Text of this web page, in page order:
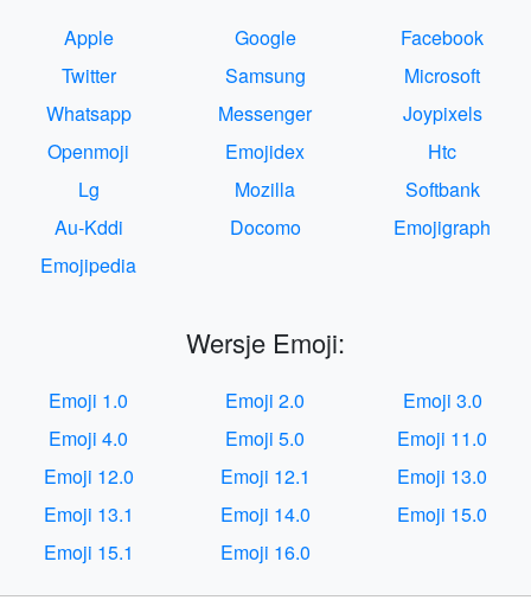
Apple Google
Facebook
Twitter
Samsung
Microsoft
Whatsapp
Messenger
Joypixels
Openmoji
Emojidex
Htc
Lg
Mozilla
Softbank
Au-Kddi
Docomo
Emojigraph
Emojipedia
Wersje Emoji:
Emoji 1.0 Emoji 2.0
Emoji 3.0
Emoji 4.0
Emoji 5.0
Emoji 11.0
Emoji 12.0
Emoji 12.1
Emoji 13.0
Emoji 13.1
Emoji 14.0
Emoji 15.0
Emoji 15.1
Emoji 16.0